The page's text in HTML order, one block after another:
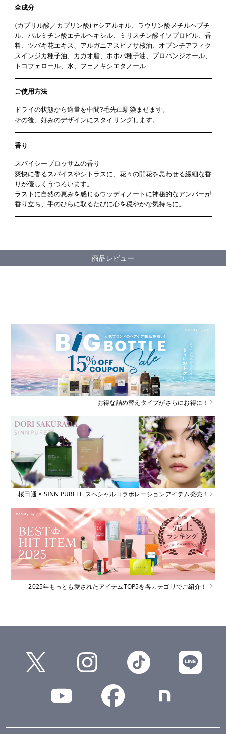
全成分
(カプリル酸／カプリン酸)ヤシアルキル、ラウリン酸メチルヘプチ
ル、パルミチン酸エチルヘキシル、ミリスチン酸イソプロピル、香
料、ツバキ花エキス、アルガニアスピノサ核油、オプンチアフィク
スインジカ種子油、カカオ脂、ホホバ種子油、プロパンジオール、
トコフェロール、水、フェノキシエタノール
ご使用方法
ドライの状態から適量を中間?毛先に馴染ませます。
その後、好みのデザインにスタイリングします。
香り
スパイシーブロッサムの香り
爽快に香るスパイスやシトラスに、花々の開花を思わせる繊細な香
りが優しくうつろいます。
ラストに自然の恵みを感じるウッディノートに神秘的なアンバーが
香り立ち、手のひらに取るたびに心を穏やかな気持ちに。
商品レビュー
お得な詰め替えタイプがさらにお得に！
桜田通 × SINN PURETE スペシャルコラボレーションアイテム発売！
2025年もっとも愛されたアイテムTOP5を各カテゴリでご紹介！